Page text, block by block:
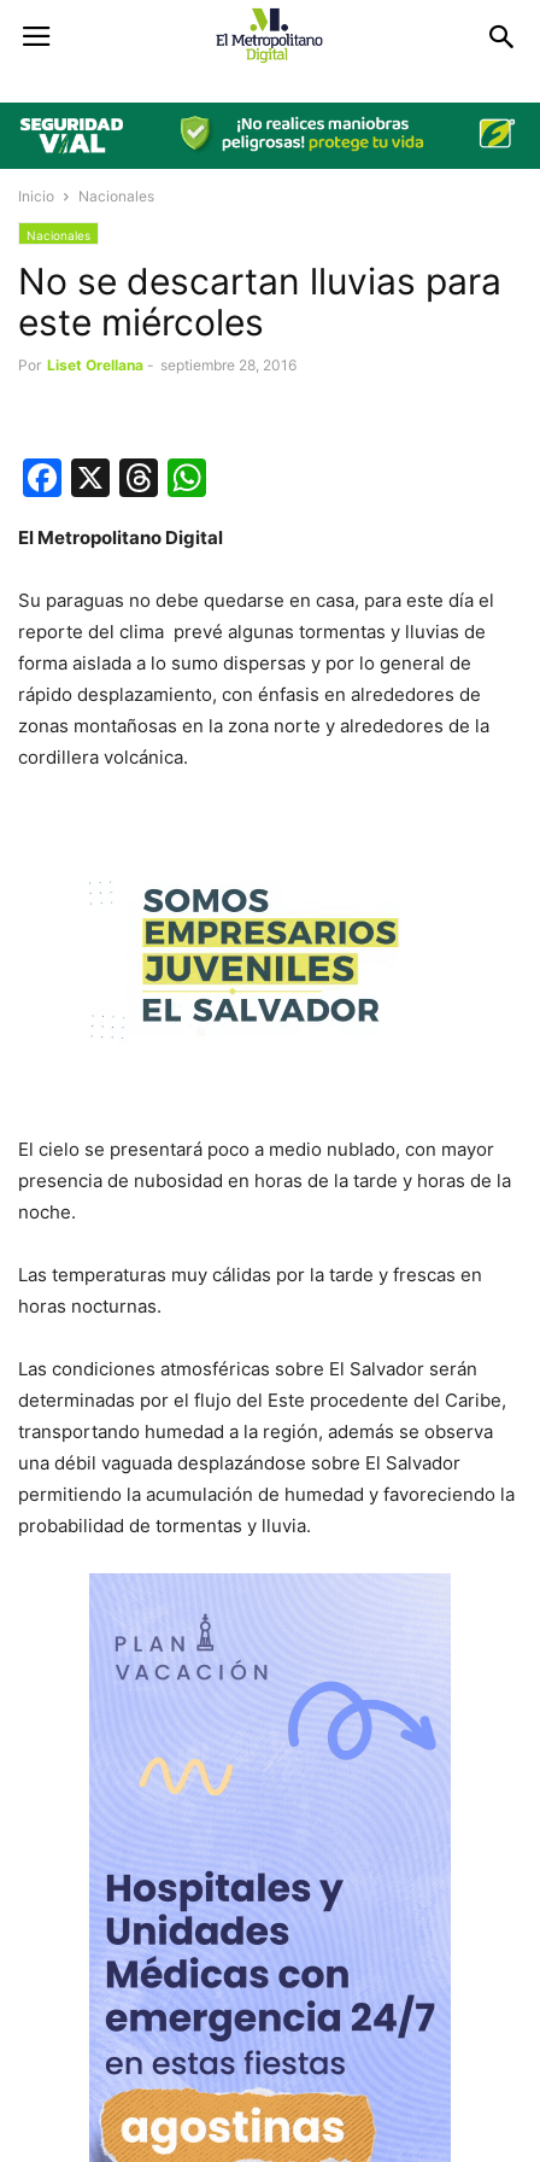
Inicio Nacionales
Nacionales
No se descartan lluvias para
este miércoles
Por Liset Orellana - septiembre 28, 2016
Facebook
X Threads
El Metropolitano Digital
Su paraguas no debe quedarse en casa, para este día el
reporte del clima prevé algunas tormentas y lluvias de
forma aislada a lo sumo dispersas y por lo general de
rápido desplazamiento, con énfasis en alrededores de
zonas montañosas en la zona norte y alrededores de la
cordillera volcánica.
El cielo se presentará poco a medio nublado, con mayor
presencia de nubosidad en horas de la tarde y horas de la
noche.
Las temperaturas muy cálidas por la tarde y frescas en
horas nocturnas.
Las condiciones atmosféricas sobre El Salvador serán
determinadas por el flujo del Este procedente del Caribe,
transportando humedad a la región, además se observa
una débil vaguada desplazándose sobre El Salvador
permitiendo la acumulación de humedad y favoreciendo la
probabilidad de tormentas y lluvia.